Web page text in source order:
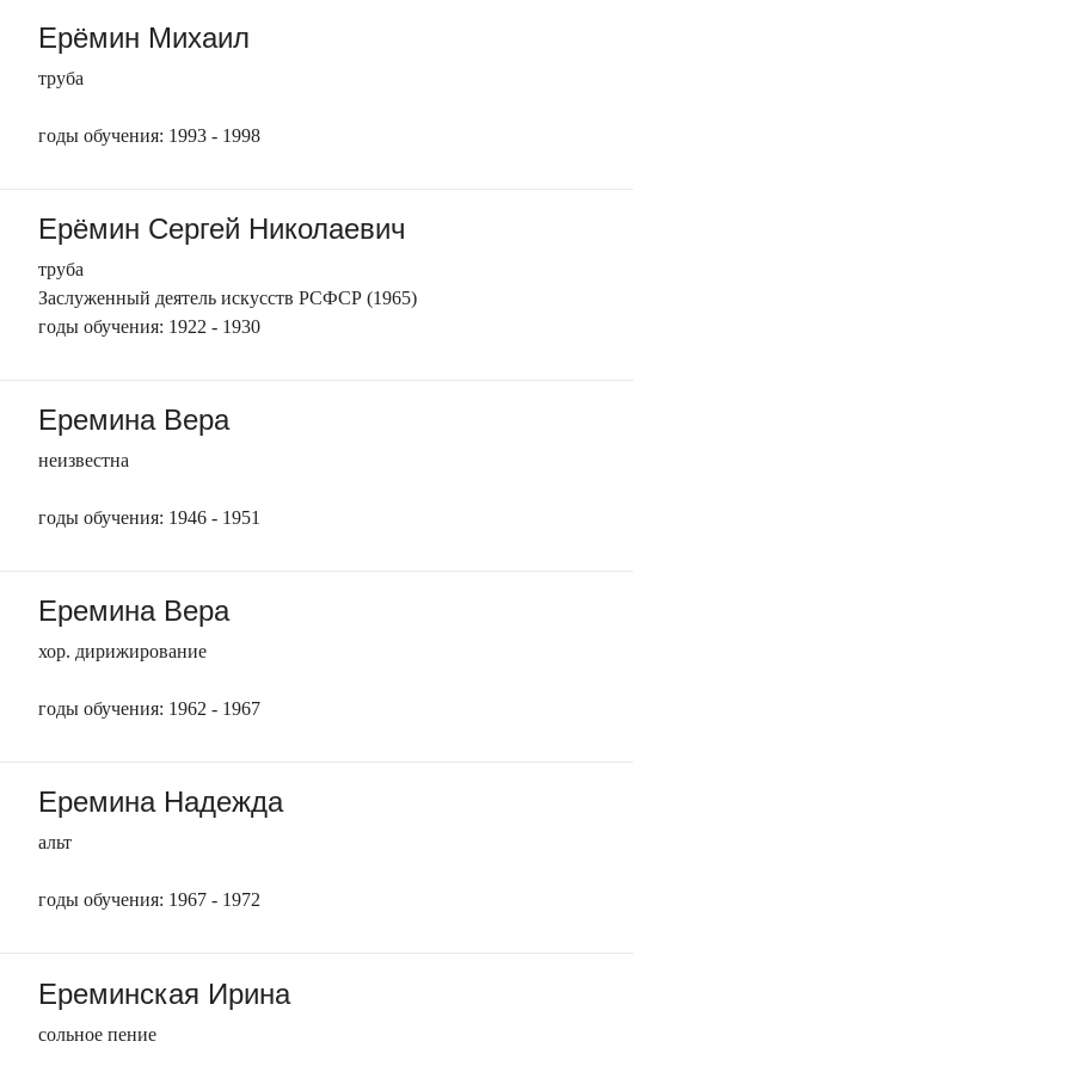
Ерёмин Михаил
труба
годы обучения: 1993 - 1998
Ерёмин Сергей Николаевич
труба
Заслуженный деятель искусств РСФСР (1965)
годы обучения: 1922 - 1930
Еремина Вера
неизвестна
годы обучения: 1946 - 1951
Еремина Вера
хор. дирижирование
годы обучения: 1962 - 1967
Еремина Надежда
альт
годы обучения: 1967 - 1972
Ереминская Ирина
сольное пение